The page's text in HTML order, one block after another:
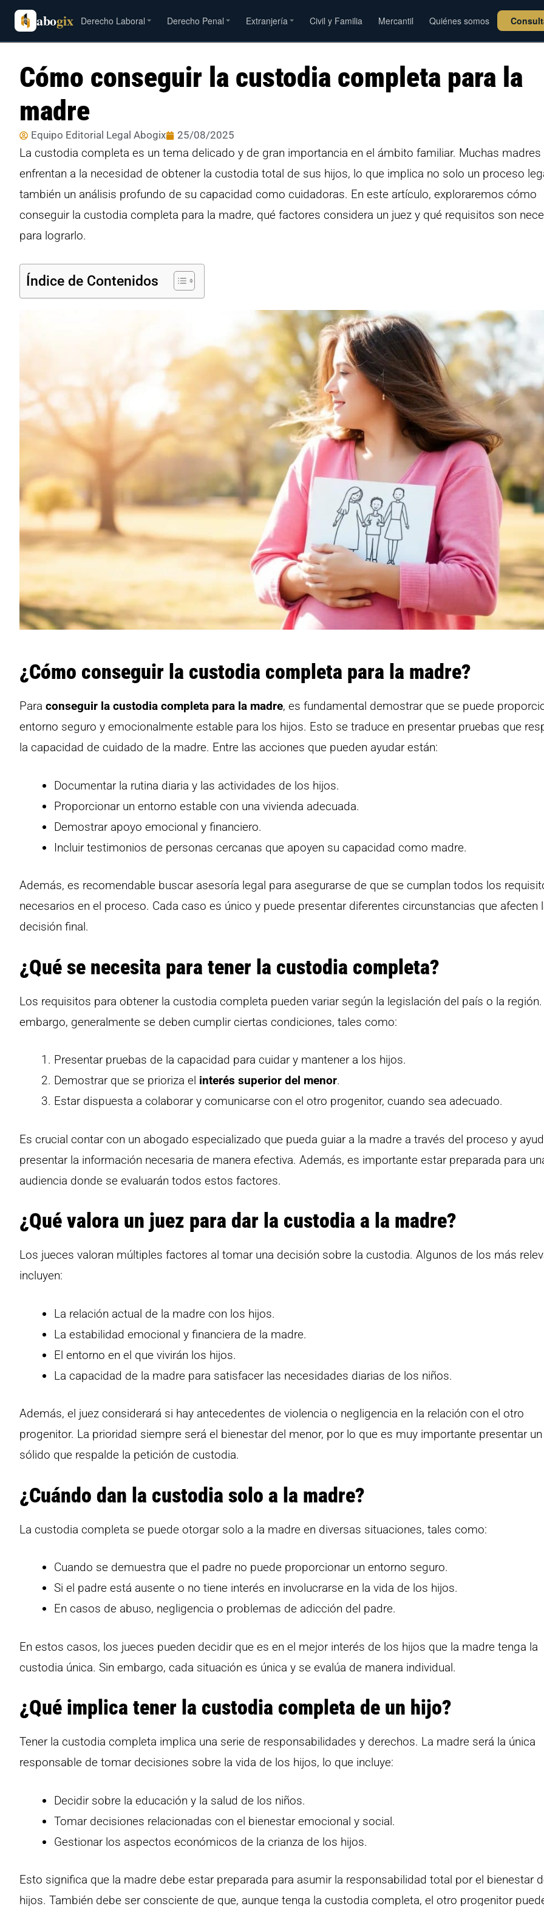
abogix Derecho Laboral Derecho Penal Extranjería Civil y Familia Mercantil Quiénes somos
Cómo conseguir la custodia completa para la
madre
Equipo Editorial Legal Abogix 25/08/2025
La custodia completa es un tema delicado y de gran importancia en el ámbito familiar. Muchas madres
enfrentan a la necesidad de obtener la custodia total de sus hijos, lo que implica no solo un proceso
también un análisis profundo de su capacidad como cuidadoras. En este artículo, exploraremos cómo
conseguir la custodia completa para la madre, qué factores considera un juez y qué requisitos son
para lograrlo.
Índice de Contenidos
¿Cómo conseguir la custodia completa para la madre?
Para conseguir la custodia completa para la madre, es fundamental demostrar que se puede
entorno seguro y emocionalmente estable para los hijos. Esto se traduce en presentar pruebas que
la capacidad de cuidado de la madre. Entre las acciones que pueden ayudar están:
Documentar la rutina diaria y las actividades de los hijos.
Proporcionar un entorno estable con una vivienda adecuada.
Demostrar apoyo emocional y financiero.
Incluir testimonios de personas cercanas que apoyen su capacidad como madre.
Además, es recomendable buscar asesoría legal para asegurarse de que se cumplan todos los
necesarios en el proceso. Cada caso es único y puede presentar diferentes circunstancias que afecten
decisión final.
¿Qué se necesita para tener la custodia completa?
Los requisitos para obtener la custodia completa pueden variar según la legislación del país o la región.
embargo, generalmente se deben cumplir ciertas condiciones, tales como:
Presentar pruebas de la capacidad para cuidar y mantener a los hijos.
Demostrar que se prioriza el interés superior del menor.
Estar dispuesta a colaborar y comunicarse con el otro progenitor, cuando sea adecuado.
Es crucial contar con un abogado especializado que pueda guiar a la madre a través del proceso y
presentar la información necesaria de manera efectiva. Además, es importante estar preparada para
audiencia donde se evaluarán todos estos factores.
¿Qué valora un juez para dar la custodia a la madre?
Los jueces valoran múltiples factores al tomar una decisión sobre la custodia. Algunos de los más
incluyen:
La relación actual de la madre con los hijos.
La estabilidad emocional y financiera de la madre.
El entorno en el que vivirán los hijos.
La capacidad de la madre para satisfacer las necesidades diarias de los niños.
Además, el juez considerará si hay antecedentes de violencia o negligencia en la relación con el otro
progenitor. La prioridad siempre será el bienestar del menor, por lo que es muy importante presentar
sólido que respalde la petición de custodia.
¿Cuándo dan la custodia solo a la madre?
La custodia completa se puede otorgar solo a la madre en diversas situaciones, tales como:
Cuando se demuestra que el padre no puede proporcionar un entorno seguro.
Si el padre está ausente o no tiene interés en involucrarse en la vida de los hijos.
En casos de abuso, negligencia o problemas de adicción del padre.
En estos casos, los jueces pueden decidir que es en el mejor interés de los hijos que la madre tenga la
custodia única. Sin embargo, cada situación es única y se evalúa de manera individual.
¿Qué implica tener la custodia completa de un hijo?
Tener la custodia completa implica una serie de responsabilidades y derechos. La madre será la única
responsable de tomar decisiones sobre la vida de los hijos, lo que incluye:
Decidir sobre la educación y la salud de los niños.
Tomar decisiones relacionadas con el bienestar emocional y social.
Gestionar los aspectos económicos de la crianza de los hijos.
Esto significa que la madre debe estar preparada para asumir la responsabilidad total por el bienestar
hijos. También debe ser consciente de que, aunque tenga la custodia completa, el otro progenitor